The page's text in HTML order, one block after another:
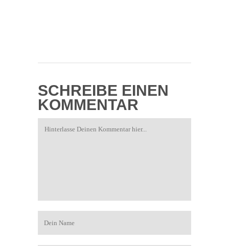
SCHREIBE EINEN
KOMMENTAR